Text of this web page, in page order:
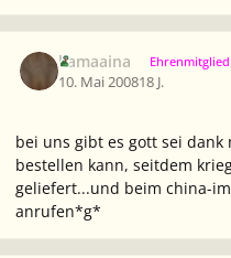
kamaaina Ehrenmitglied
10. Mai 200818 J.
bei uns gibt es gott sei
bestellen kann, seitdem
geliefert...und beim china-
anrufen*g*